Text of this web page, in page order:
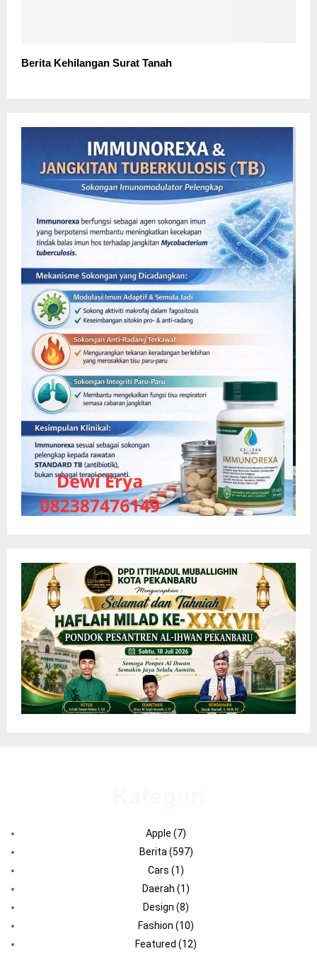
Berita Kehilangan Surat Tanah
Apple (7)
Berita (597)
Cars (1)
Daerah (1)
Design (8)
Fashion (10)
Featured (12)